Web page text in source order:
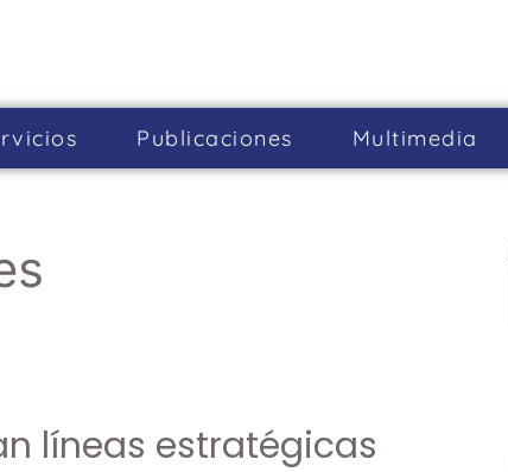
Publicaciones Multimedia
líneas estratégicas